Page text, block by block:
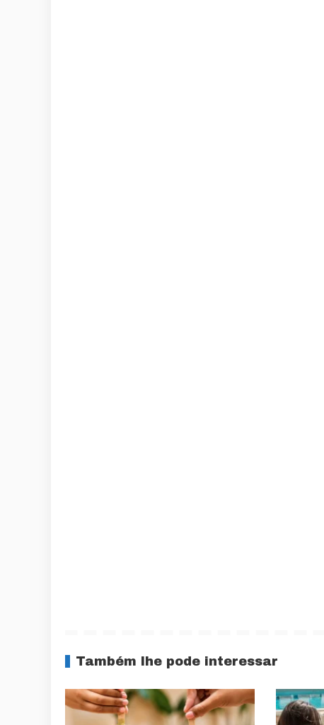
Também lhe pode interessar